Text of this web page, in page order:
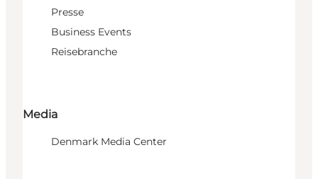
Presse
Business Events
Reisebranche
Media
Denmark Media Center